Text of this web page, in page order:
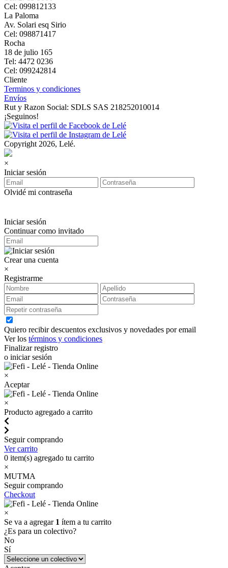
Cel: 099812133
La Paloma
Av. Solari esq Sirio
Cel: 098871417
Rocha
18 de julio 165
Tel: 4472 0236
Cel: 099242814
Cliente
Terminos y condiciones
Envíos
Rut y Razon Social: SDLS SAS 218252010014
¡Seguinos!
Copyright 2026, Lelé.
×
Iniciar sesión
Olvidé mi contraseña
Iniciar sesión
Continuar como invitado
Crear una cuenta
×
Registrarme
Quiero recibir descuentos exclusivos y novedades por email
Ver los términos y condiciones
Finalizar registro
o iniciar sesión
×
Aceptar
×
Producto agregado a carrito
Seguir comprando
Ver carrito
0 item(s) agregado tu carrito
×
MUTMA
Seguir comprando
Checkout
×
Se va a agregar 1 ítem a tu carrito
¿Es para un colectivo?
No
Sí